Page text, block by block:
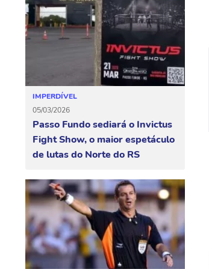
IMPERDÍVEL
05/03/2026
Passo Fundo sediará o Invictus
Fight Show, o maior espetáculo
de lutas do Norte do RS